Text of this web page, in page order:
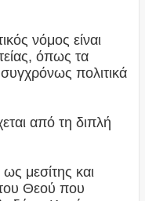
νόμος είναι
όπως τα
πολιτικά
από τη διπλή
μεσίτης και
Θεού που